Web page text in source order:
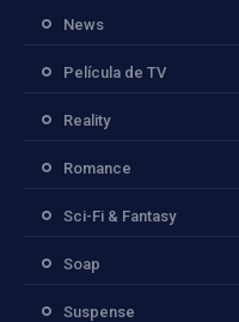
News
Película de TV
Reality
Romance
Sci-Fi & Fantasy
Soap
Suspense